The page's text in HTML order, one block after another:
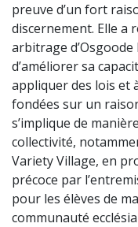
preuve d’un fort
discernement. Elle a
arbitrage
d’améliorer sa
appliquer des lois et
fondées sur un
s’implique de
collectivité,
Variety Village, en
précoce par
pour les élèves de
communauté